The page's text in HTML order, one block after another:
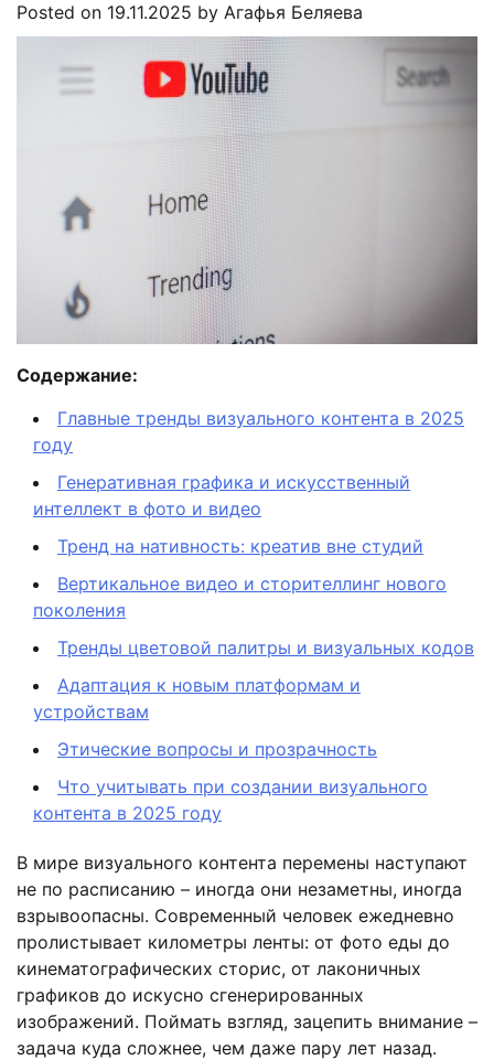
Posted on 19.11.2025 by Агафья Беляева
Содержание:
Главные тренды визуального контента в 2025
году
Генеративная графика и искусственный
интеллект в фото и видео
Тренд на нативность: креатив вне студий
Вертикальное видео и сторителлинг нового
поколения
Тренды цветовой палитры и визуальных кодов
Адаптация к новым платформам и
устройствам
Этические вопросы и прозрачность
Что учитывать при создании визуального
контента в 2025 году
В мире визуального контента перемены наступают
не по расписанию – иногда они незаметны, иногда
взрывоопасны. Современный человек ежедневно
пролистывает километры ленты: от фото еды до
кинематографических сторис, от лаконичных
графиков до искусно сгенерированных
изображений. Поймать взгляд, зацепить внимание –
задача куда сложнее, чем даже пару лет назад.